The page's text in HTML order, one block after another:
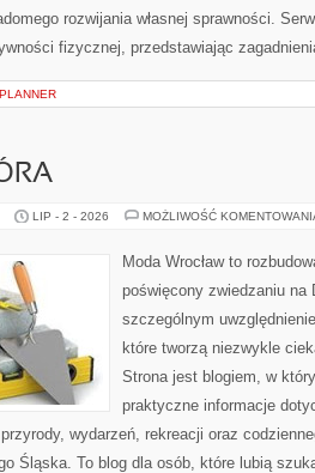
rozwijania własnej sprawności.
fizycznej, przedstawiając
LIP - 2 - 2026 MOŻLIWOŚĆ
Moda Wrocław to
poświęcony zwiedzaniu na
szczególnym
które tworzą niezwykle
Strona jest blogiem, w
praktyczne informacje
wydarzeń, rekreacji oraz
Śląska. To blog dla osób, które lubią